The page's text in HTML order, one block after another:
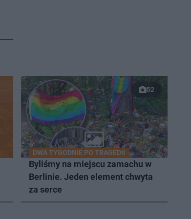
52
DWA TYGODNIE PO TRAGEDII
Byliśmy na miejscu zamachu w
Berlinie. Jeden element chwyta
za serce